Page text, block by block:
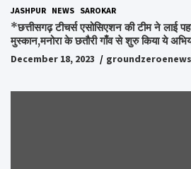
JASHPUR NEWS SAROKAR
*छत्तीसगढ़ टीचर्स एसोसिएशन की टीम ने लाई
मुस्कान,मनोरा के छतौरी गाँव से शुरु किया ये
December 18, 2023 groundzeroenews